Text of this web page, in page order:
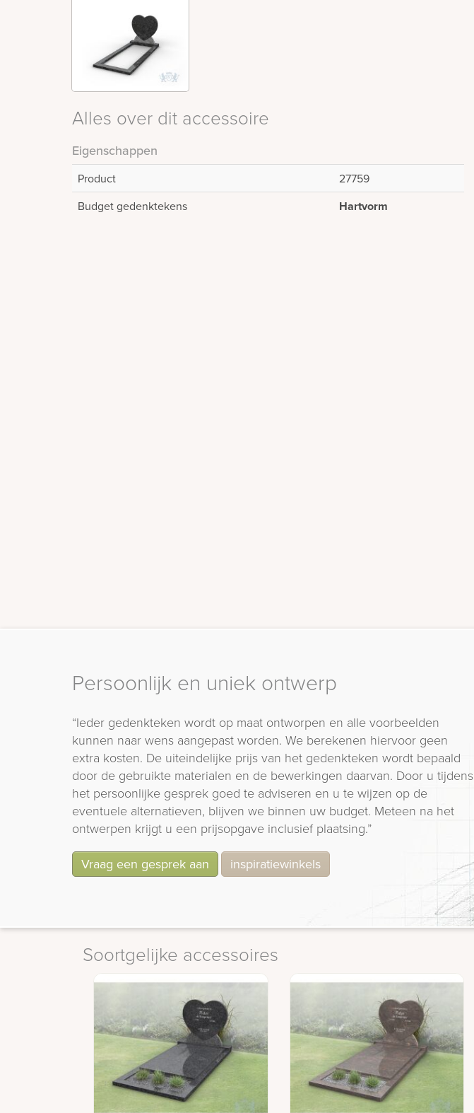
Alles over dit accessoire
Eigenschappen
Product
27759
Budget gedenktekens
Hartvorm
Persoonlijk en uniek ontwerp
“Ieder gedenkteken wordt op maat ontworpen en alle voorbeelden
kunnen naar wens aangepast worden. We berekenen hiervoor geen
extra kosten. De uiteindelijke prijs van het gedenkteken wordt bepaald
door de gebruikte materialen en de bewerkingen daarvan. Door u tijdens
het persoonlijke gesprek goed te adviseren en u te wijzen op de
eventuele alternatieven, blijven we binnen uw budget. Meteen na het
ontwerpen krijgt u een prijsopgave inclusief plaatsing.”
Vraag een gesprek aan inspiratiewinkels
Soortgelijke accessoires